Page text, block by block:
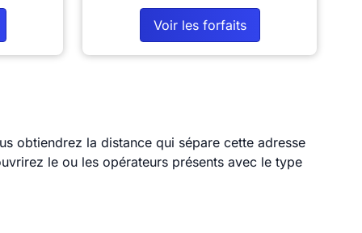
Voir les forfaits
obtiendrez la distance qui sépare cette adresse
le ou les opérateurs présents avec le type